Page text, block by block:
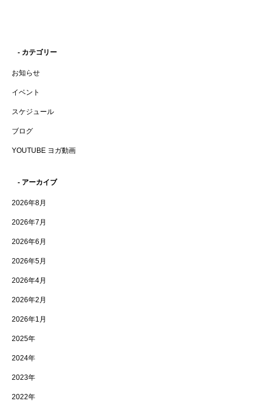
- カテゴリー
お知らせ
イベント
スケジュール
ブログ
YOUTUBE ヨガ動画
- アーカイブ
2026年8月
2026年7月
2026年6月
2026年5月
2026年4月
2026年2月
2026年1月
2025年
2024年
2023年
2022年